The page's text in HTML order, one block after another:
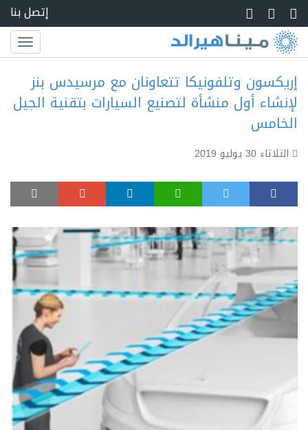
Skip to main
إتصل بنا
Toggle
إريكسون وتلفونيكا تتعاونان مع مرسيدس بنز
لإنشاء أول منشأة لتصنيع السيارات بتقنية الجيل
الخامس
الثلاثاء 30 يوليو 2019